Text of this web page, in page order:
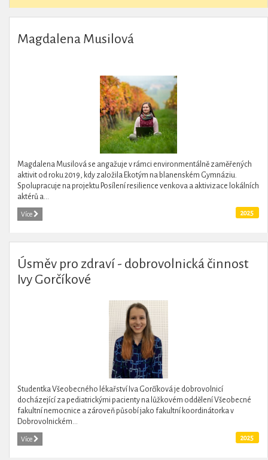
Magdalena Musilová
Magdalena Musilová se angažuje v rámci environmentálně zaměřených
aktivit od roku 2019, kdy založila Ekotým na blanenském Gymnáziu.
Spolupracuje na projektu Posílení resilience venkova a aktivizace lokálních
aktérů a...
Více 2025
Úsměv pro zdraví - dobrovolnická činnost
Ivy Gorčíkové
Studentka Všeobecného lékařství Iva Gorčíková je dobrovolnicí
docházející za pediatrickými pacienty na lůžkovém oddělení Všeobecné
fakultní nemocnice a zároveň působí jako fakultní koordinátorka v
Dobrovolnickém...
Více 2025